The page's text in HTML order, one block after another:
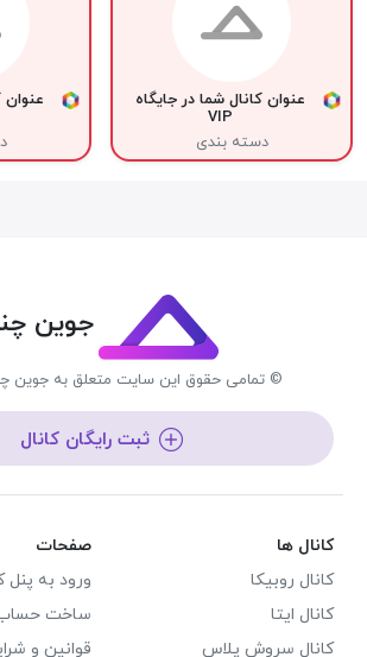
عنوان کانال شما در جایگاه
VIP
دسته بندی
عنوان
جوین
© تمامی حقوق این سایت متعلق به جوین
ثبت رایگان کانال
کانال ها
کانال روبیکا
کانال ایتا
کانال سروش پلاس
صفحات
ورود به پنل
ساخت حساب
قوانین و